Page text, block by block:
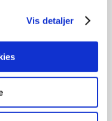
Vis detaljer